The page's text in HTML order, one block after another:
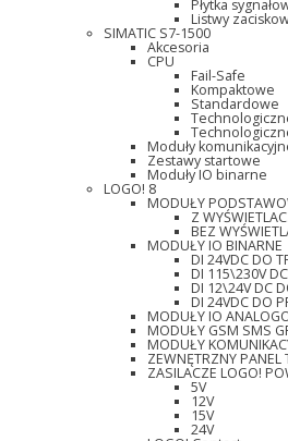
Płytka
Listwy
SIMATIC S7-1500
Akcesoria
CPU
Fail-Safe
Kompaktowe
Standardowe
Moduły
Zestawy startowe
Moduły IO binarne
LOGO! 8
MODUŁY
Z
BEZ
MODUŁY IO BINARNE
DI 24VDC DO
DI 115\230V
DI 12\24V DC
DI 24VDC DO
MODUŁY IO
MODUŁY GSM SMS
MODUŁY
ZEWNĘTRZNY PANEL
ZASILACZE LOGO!
5V
12V
15V
24V